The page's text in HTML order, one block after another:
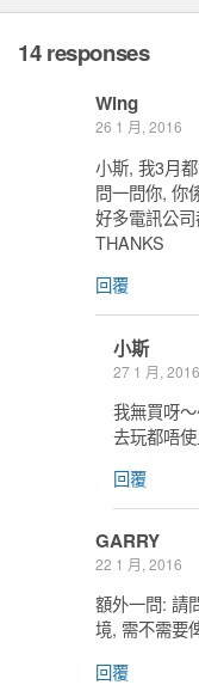
14 responses
Wing
26 1 月, 2016
小斯, 我3月
問一問你, 你
好多電訊公
THANKS
回覆
小斯
27 1 月, 2016
我無買呀
去玩都唔
回覆
GARRY
22 1 月, 2016
額外一問: 請
境, 需不需要
回覆